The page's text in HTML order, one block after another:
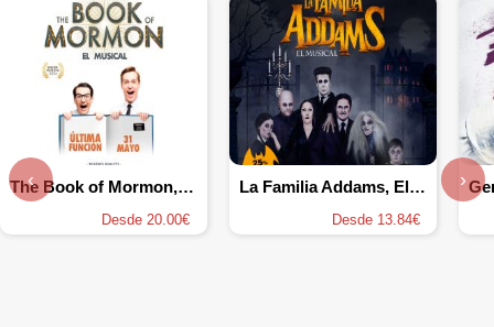
The Book of Mormon, el musical
Desde 20.00€
La Familia Addams, El Musical
Desde 13.84€
‹ ›